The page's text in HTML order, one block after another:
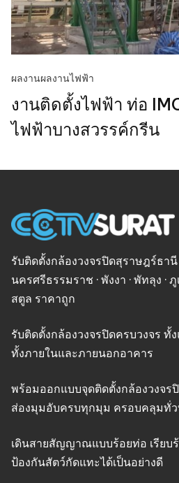
ผลงานผลงานไฟฟ้า
งานติดตั้งไฟฟ้า ท่อ
ไฟฟ้าบางสวรรค์กรีน
รับติดตั้งกล้องวงจรปิดสุราษฎร์ธานี
นครศรีธรรมราช · พังงา · พัทลุง · ภู
สตูล ราคาถูก
รับติดตั้งกล้องวงจรปิดครบวงจร ทั้
ทั้งภายในและภายนอกอาคาร
พร้อมออกแบบจุดติดตั้งกล้องวงจร
ส่องมุมอับครบทุกมุม ครอบคลุมทั่
เดินสายสัญญาณแบบร้อยท่อ เรียบ
ป้องกันสัตว์กัดแทะได้เป็นอย่างดี